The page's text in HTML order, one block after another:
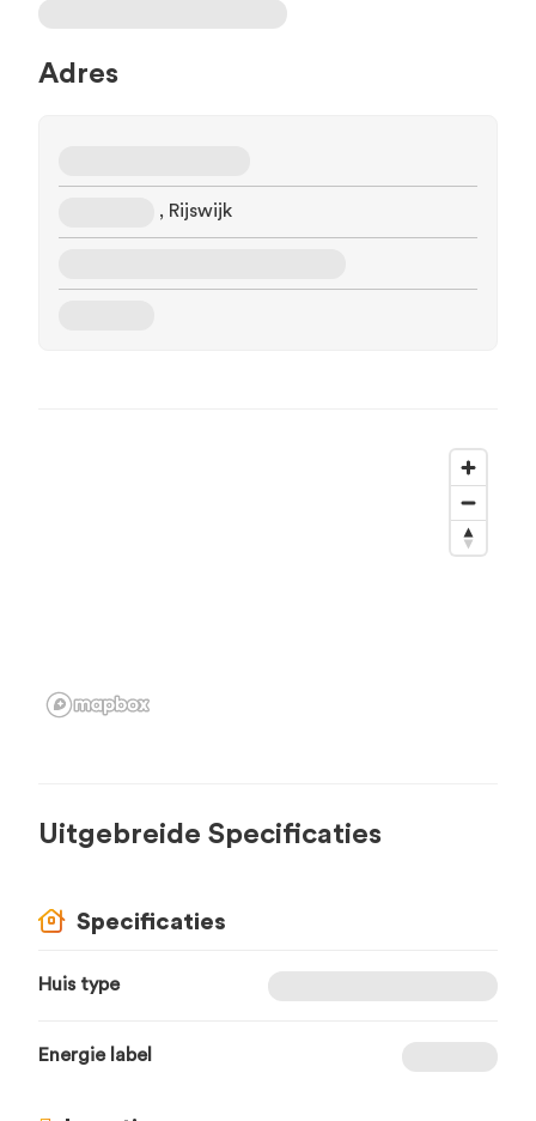
Adres
, Rijswijk
Uitgebreide Specificaties
Specificaties
Huis type
Energie label